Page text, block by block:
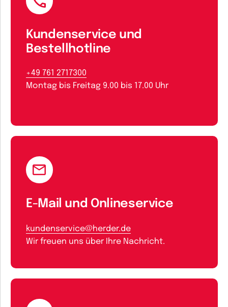
Kundenservice und
Bestellhotline
+49 761 2717300
Montag bis Freitag 9.00 bis 17.00 Uhr
E-Mail und Onlineservice
kundenservice@herder.de
Wir freuen uns über Ihre Nachricht.